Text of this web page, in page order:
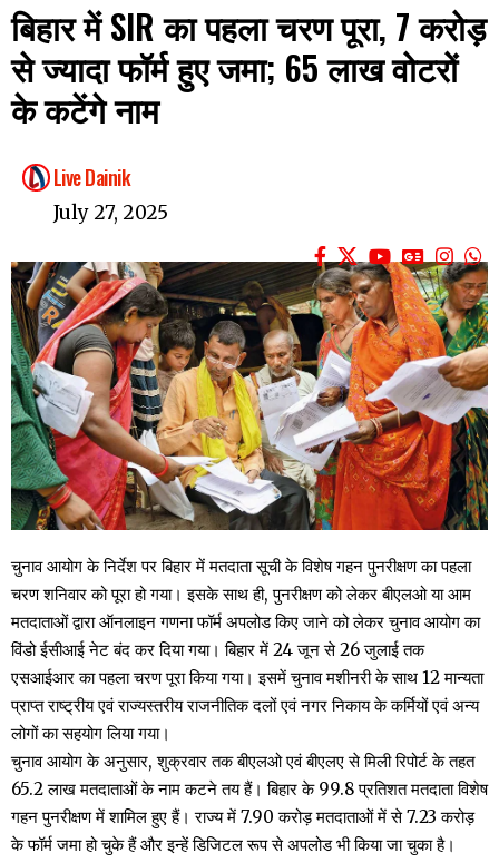
बिहार में SIR का पहला चरण पूरा, 7 करोड़
से ज्यादा फॉर्म हुए जमा; 65 लाख वोटरों
के कटेंगे नाम
Live Dainik
July 27, 2025
चुनाव आयोग के निर्देश पर बिहार में मतदाता सूची के विशेष गहन पुनरीक्षण का पहला
चरण शनिवार को पूरा हो गया। इसके साथ ही, पुनरीक्षण को लेकर बीएलओ या आम
मतदाताओं द्वारा ऑनलाइन गणना फॉर्म अपलोड किए जाने को लेकर चुनाव आयोग का
विंडो ईसीआई नेट बंद कर दिया गया। बिहार में 24 जून से 26 जुलाई तक
एसआईआर का पहला चरण पूरा किया गया। इसमें चुनाव मशीनरी के साथ 12 मान्यता
प्राप्त राष्ट्रीय एवं राज्यस्तरीय राजनीतिक दलों एवं नगर निकाय के कर्मियों एवं अन्य
लोगों का सहयोग लिया गया।
चुनाव आयोग के अनुसार, शुक्रवार तक बीएलओ एवं बीएलए से मिली रिपोर्ट के तहत
65.2 लाख मतदाताओं के नाम कटने तय हैं। बिहार के 99.8 प्रतिशत मतदाता विशेष
गहन पुनरीक्षण में शामिल हुए हैं। राज्य में 7.90 करोड़ मतदाताओं में से 7.23 करोड़
के फॉर्म जमा हो चुके हैं और इन्हें डिजिटल रूप से अपलोड भी किया जा चुका है।